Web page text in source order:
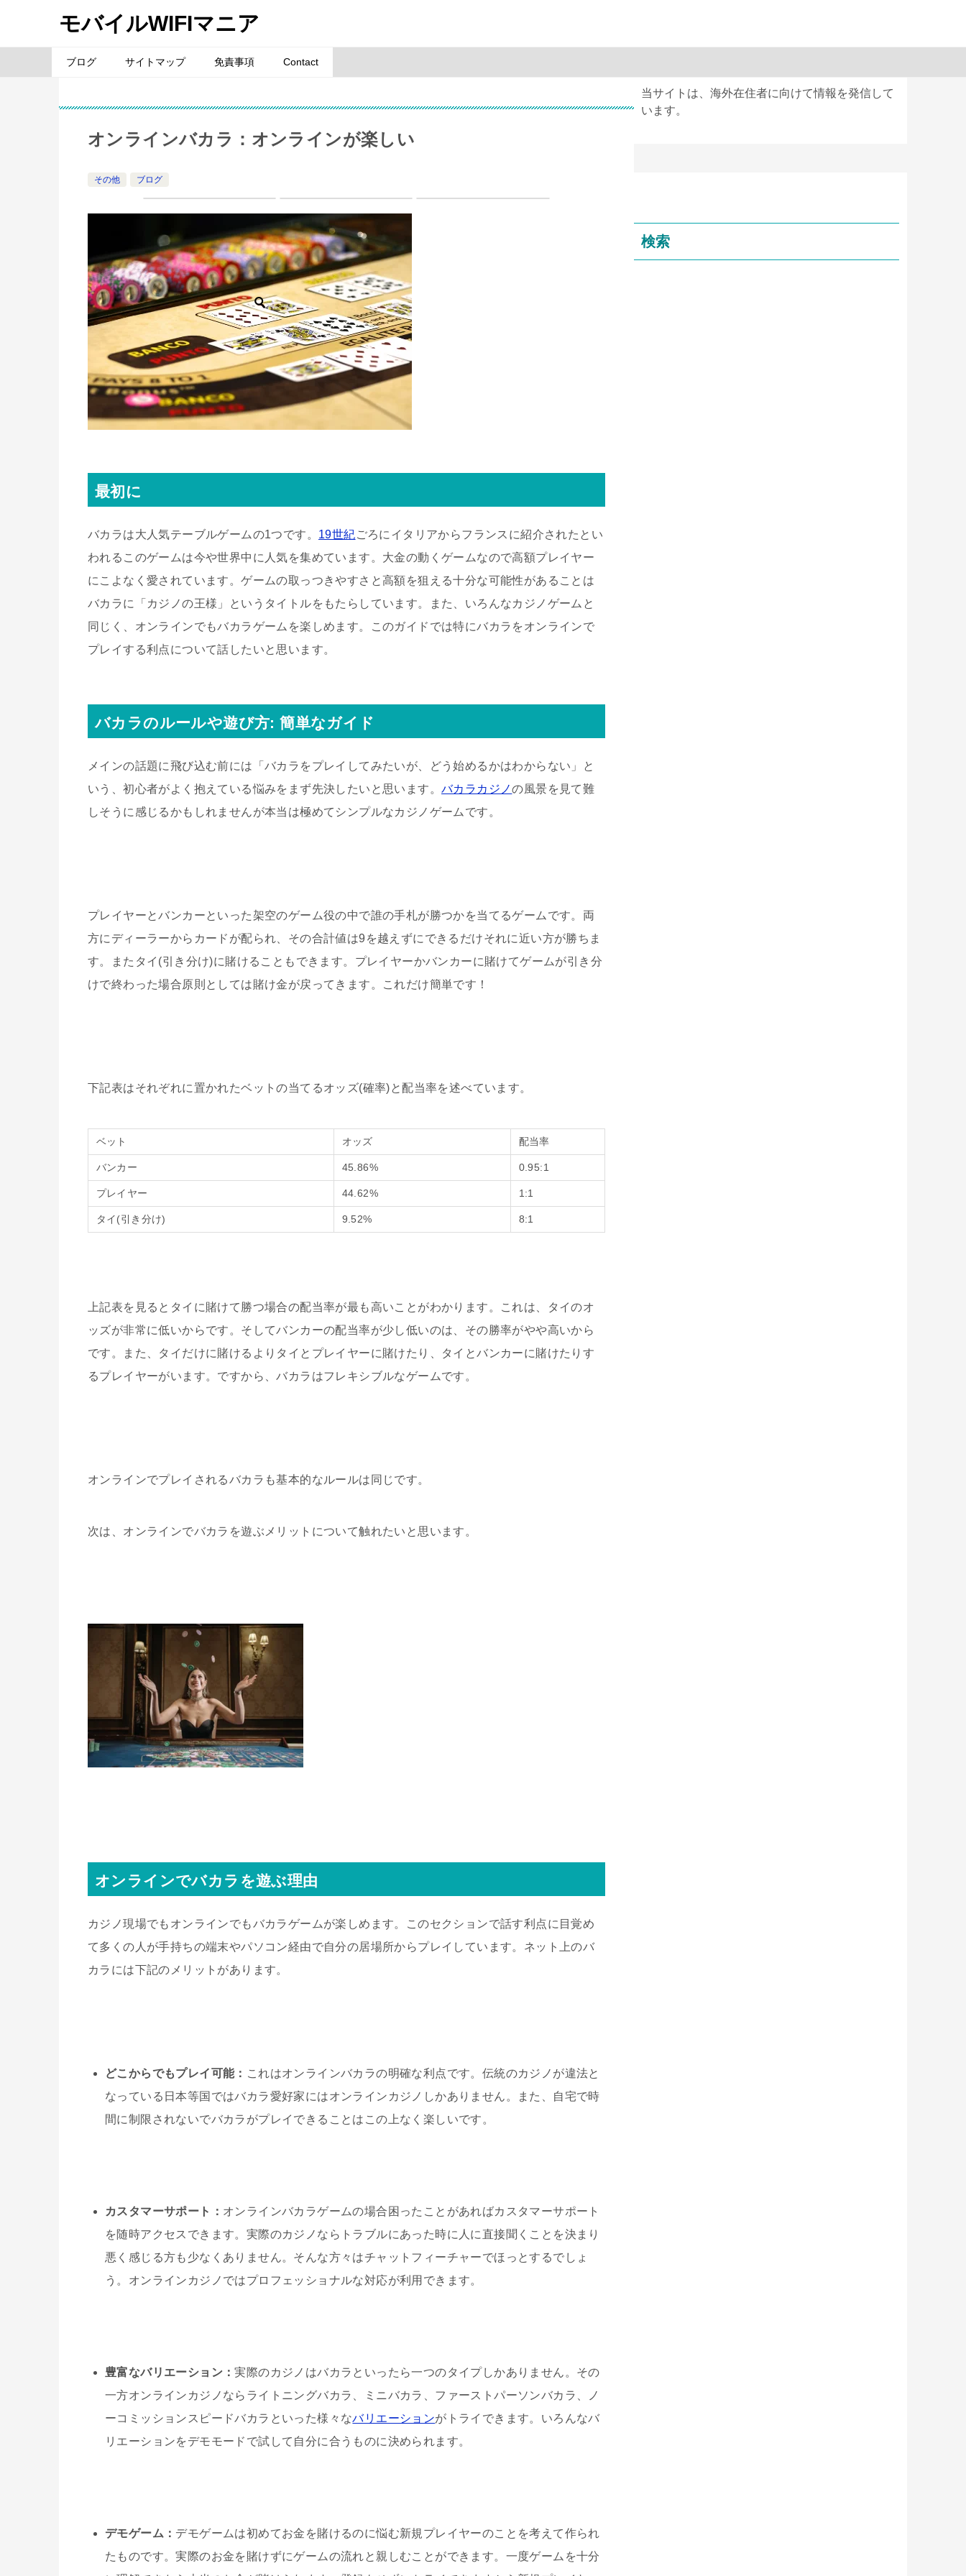
モバイルWIFIマニア
ブログ サイトマップ 免責事項 Contact
オンラインバカラ：オンラインが楽しい
その他 ブログ
最初に
バカラは大人気テーブルゲームの1つです。 19世紀ごろにイタリアからフランスに紹介されたとい
われるこのゲームは今や世界中に人気を集めています。大金の動くゲームなので高額プレイヤー
にこよなく愛されています。ゲームの取っつきやすさと高額を狙える十分な可能性があることは
バカラに「カジノの王様」というタイトルをもたらしています。また、いろんなカジノゲームと
同じく、オンラインでもバカラゲームを楽しめます。このガイドでは特にバカラをオンラインで
プレイする利点について話したいと思います。
バカラのルールや遊び方:簡単なガイド
メインの話題に飛び込む前には「バカラをプレイしてみたいが、どう始めるかはわからない」と
いう、初心者がよく抱えている悩みをまず先決したいと思います。 バカラカジノの風景を見て難
しそうに感じるかもしれませんが本当は極めてシンプルなカジノゲームです。
プレイヤーとバンカーといった架空のゲーム役の中で誰の手札が勝つかを当てるゲームです。両
方にディーラーからカードが配られ、その合計値は9を越えずにできるだけそれに近い方が勝ちま
す。またタイ(引き分け)に賭けることもできます。プレイヤーかバンカーに賭けてゲームが引き分
けで終わった場合原則としては賭け金が戻ってきます。これだけ簡単です！
下記表はそれぞれに置かれたベットの当てるオッズ(確率)と配当率を述べています。
ベット オッズ 配当率
バンカー 45.86% 0.95:1
プレイヤー 44.62% 1:1
タイ(引き分け) 9.52% 8:1
上記表を見るとタイに賭けて勝つ場合の配当率が最も高いことがわかります。これは、タイのオ
ッズが非常に低いからです。そしてバンカーの配当率が少し低いのは、その勝率がやや高いから
です。また、タイだけに賭けるよりタイとプレイヤーに賭けたり、タイとバンカーに賭けたりす
るプレイヤーがいます。ですから、バカラはフレキシブルなゲームです。
オンラインでプレイされるバカラも基本的なルールは同じです。
次は、オンラインでバカラを遊ぶメリットについて触れたいと思います。
オンラインでバカラを遊ぶ理由
カジノ現場でもオンラインでもバカラゲームが楽しめます。このセクションで話す利点に目覚め
て多くの人が手持ちの端末やパソコン経由で自分の居場所からプレイしています。ネット上のバ
カラには下記のメリットがあります。
どこからでもプレイ可能： これはオンラインバカラの明確な利点です。伝統のカジノが違法と
なっている日本等国ではバカラ愛好家にはオンラインカジノしかありません。また、自宅で時
間に制限されないでバカラがプレイできることはこの上なく楽しいです。
カスタマーサポート： オンラインバカラゲームの場合困ったことがあればカスタマーサポート
を随時アクセスできます。実際のカジノならトラブルにあった時に人に直接聞くことを決まり
悪く感じる方も少なくありません。そんな方々はチャットフィーチャーでほっとするでしょ
う。オンラインカジノではプロフェッショナルな対応が利用できます。
豊富なバリエーション：実際のカジノはバカラといったら一つのタイプしかありません。その
一方オンラインカジノならライトニングバカラ、ミニバカラ、ファーストパーソンバカラ、ノ
ーコミッションスピードバカラといった様々なバリエーションがトライできます。いろんなバ
リエーションをデモモードで試して自分に合うものに決められます。
デモゲーム： デモゲームは初めてお金を賭けるのに悩む新規プレイヤーのことを考えて作られ
たものです。実際のお金を賭けずにゲームの流れと親しむことができます。一度ゲームを十分
当サイトは、海外在住者に向けて情報を発信して
います。
検索